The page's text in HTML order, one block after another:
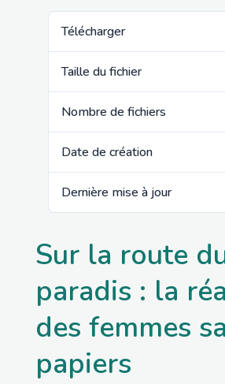
Télécharger
Taille du fichier
Nombre de fichiers
Date de création
Dernière mise à jour
Sur la route
paradis : la
des femmes
papiers